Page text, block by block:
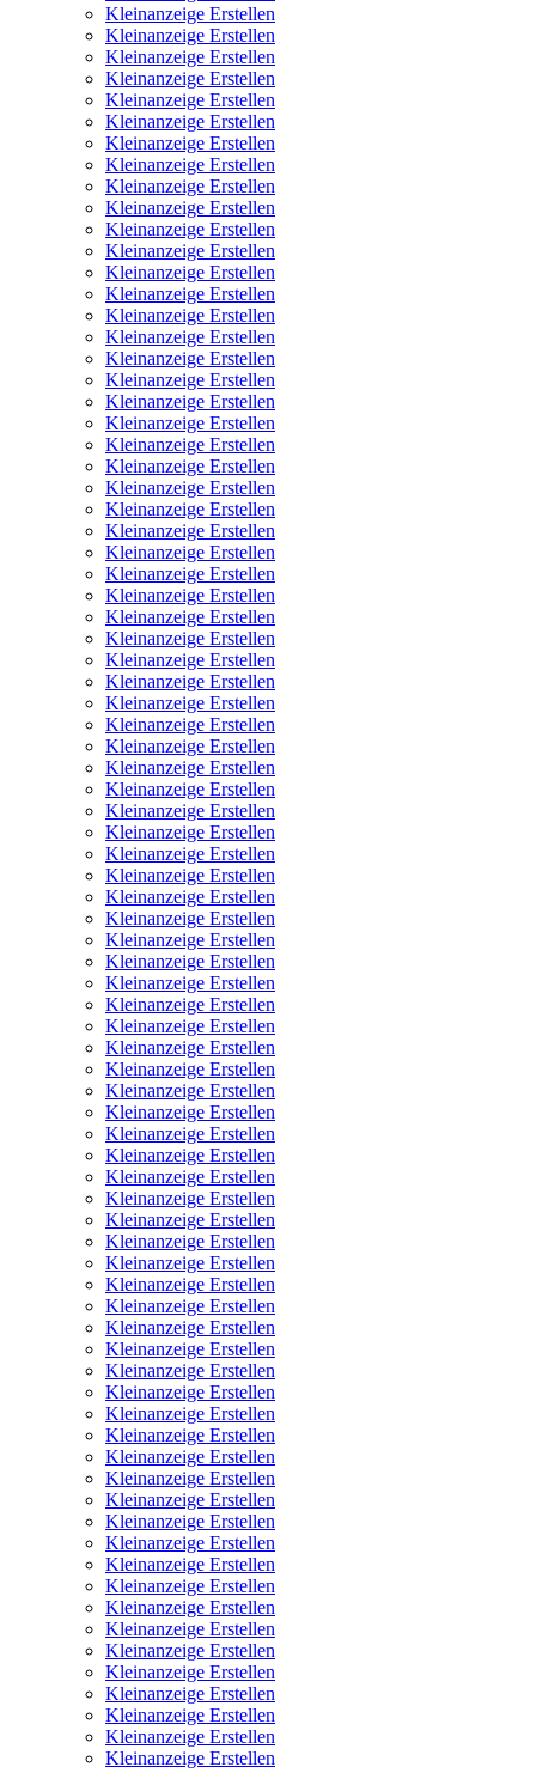
Kleinanzeige Erstellen
Kleinanzeige Erstellen
Kleinanzeige Erstellen
Kleinanzeige Erstellen
Kleinanzeige Erstellen
Kleinanzeige Erstellen
Kleinanzeige Erstellen
Kleinanzeige Erstellen
Kleinanzeige Erstellen
Kleinanzeige Erstellen
Kleinanzeige Erstellen
Kleinanzeige Erstellen
Kleinanzeige Erstellen
Kleinanzeige Erstellen
Kleinanzeige Erstellen
Kleinanzeige Erstellen
Kleinanzeige Erstellen
Kleinanzeige Erstellen
Kleinanzeige Erstellen
Kleinanzeige Erstellen
Kleinanzeige Erstellen
Kleinanzeige Erstellen
Kleinanzeige Erstellen
Kleinanzeige Erstellen
Kleinanzeige Erstellen
Kleinanzeige Erstellen
Kleinanzeige Erstellen
Kleinanzeige Erstellen
Kleinanzeige Erstellen
Kleinanzeige Erstellen
Kleinanzeige Erstellen
Kleinanzeige Erstellen
Kleinanzeige Erstellen
Kleinanzeige Erstellen
Kleinanzeige Erstellen
Kleinanzeige Erstellen
Kleinanzeige Erstellen
Kleinanzeige Erstellen
Kleinanzeige Erstellen
Kleinanzeige Erstellen
Kleinanzeige Erstellen
Kleinanzeige Erstellen
Kleinanzeige Erstellen
Kleinanzeige Erstellen
Kleinanzeige Erstellen
Kleinanzeige Erstellen
Kleinanzeige Erstellen
Kleinanzeige Erstellen
Kleinanzeige Erstellen
Kleinanzeige Erstellen
Kleinanzeige Erstellen
Kleinanzeige Erstellen
Kleinanzeige Erstellen
Kleinanzeige Erstellen
Kleinanzeige Erstellen
Kleinanzeige Erstellen
Kleinanzeige Erstellen
Kleinanzeige Erstellen
Kleinanzeige Erstellen
Kleinanzeige Erstellen
Kleinanzeige Erstellen
Kleinanzeige Erstellen
Kleinanzeige Erstellen
Kleinanzeige Erstellen
Kleinanzeige Erstellen
Kleinanzeige Erstellen
Kleinanzeige Erstellen
Kleinanzeige Erstellen
Kleinanzeige Erstellen
Kleinanzeige Erstellen
Kleinanzeige Erstellen
Kleinanzeige Erstellen
Kleinanzeige Erstellen
Kleinanzeige Erstellen
Kleinanzeige Erstellen
Kleinanzeige Erstellen
Kleinanzeige Erstellen
Kleinanzeige Erstellen
Kleinanzeige Erstellen
Kleinanzeige Erstellen
Kleinanzeige Erstellen
Kleinanzeige Erstellen